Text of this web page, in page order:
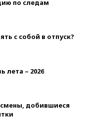
по следам
с собой в отпуск?
лета – 2026
добившиеся